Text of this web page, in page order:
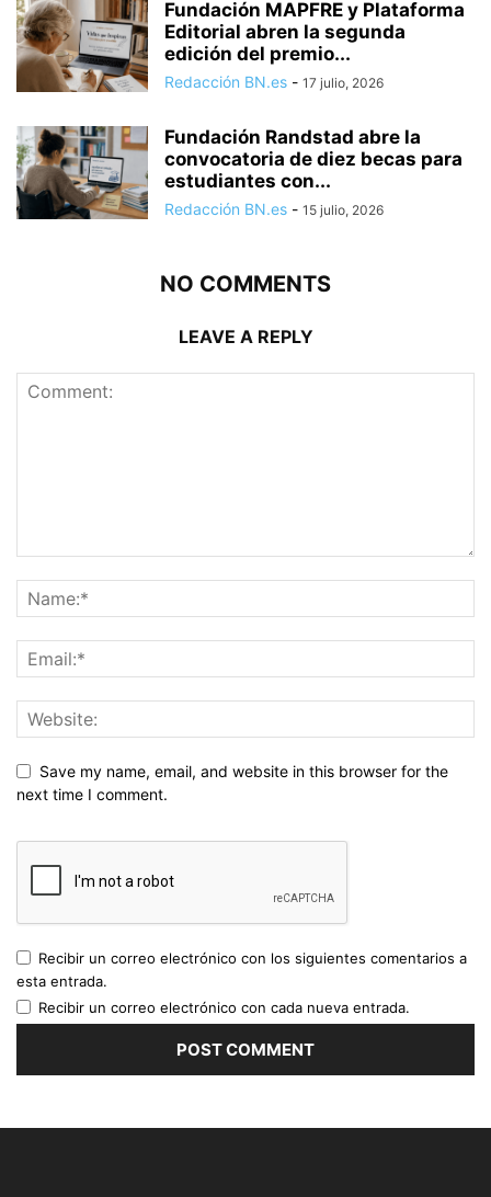
Fundación MAPFRE y Plataforma
Editorial abren la segunda
edición del premio...
Redacción BN.es - 17 julio, 2026
Fundación Randstad abre la
convocatoria de diez becas para
estudiantes con...
Redacción BN.es - 15 julio, 2026
NO COMMENTS
LEAVE A REPLY
Save my name, email, and website in this browser for the
next time I comment.
Recibir un correo electrónico con los siguientes comentarios a
esta entrada.
Recibir un correo electrónico con cada nueva entrada.